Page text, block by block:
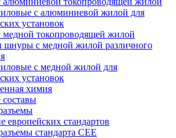
с алюминиевой жилой для
установок
медной токопроводящей жилой
шнуры с медной жилой различного
с медной жилой для
установок
химия
европейских стандартов
стандарта CEE